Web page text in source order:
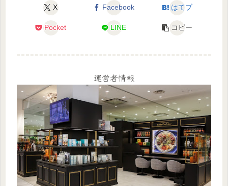
X Facebook はてブ
Pocket LINE コピー
運営者情報